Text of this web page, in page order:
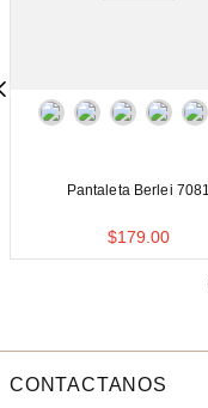
Pantaleta Berlei 7081
$179 .00
CONTACTANOS